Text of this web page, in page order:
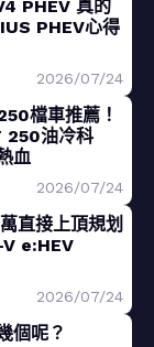
PHEV 真的
PHEV心得
2026/07/24
檔車推薦！
油冷科
血
2026/07/24
直接上頂規划
e:HEV
2026/07/24
個呢？